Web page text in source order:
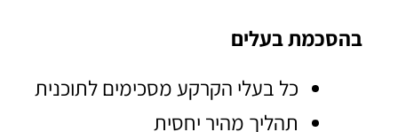
בהסכמת בעלים
כל בעלי הקרקע מסכימים לתוכנית
תהליך מהיר יחסית